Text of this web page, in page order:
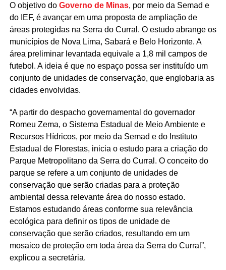
O objetivo do Governo de Minas, por meio da Semad e
do IEF, é avançar em uma proposta de ampliação de
áreas protegidas na Serra do Curral. O estudo abrange os
municípios de Nova Lima, Sabará e Belo Horizonte. A
área preliminar levantada equivale a 1,8 mil campos de
futebol. A ideia é que no espaço possa ser instituído um
conjunto de unidades de conservação, que englobaria as
cidades envolvidas.
“A partir do despacho governamental do governador
Romeu Zema, o Sistema Estadual de Meio Ambiente e
Recursos Hídricos, por meio da Semad e do Instituto
Estadual de Florestas, inicia o estudo para a criação do
Parque Metropolitano da Serra do Curral. O conceito do
parque se refere a um conjunto de unidades de
conservação que serão criadas para a proteção
ambiental dessa relevante área do nosso estado.
Estamos estudando áreas conforme sua relevância
ecológica para definir os tipos de unidade de
conservação que serão criados, resultando em um
mosaico de proteção em toda área da Serra do Curral”,
explicou a secretária.